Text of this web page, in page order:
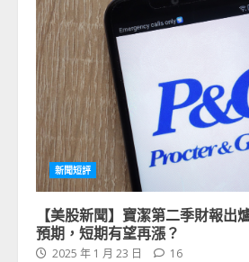
新聞短評
【美股新聞】寶潔第二季財報出
預期，短期有望再漲？
2025 年 1 月 23 日 16